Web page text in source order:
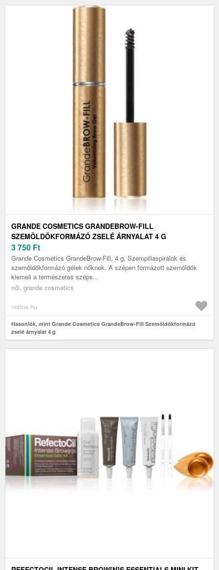
GRANDE COSMETICS GRANDEBROW-FILL
SZEMÖLDÖKFORMÁZÓ ZSELÉ ÁRNYALAT 4 G
3 750 Ft
Grande Cosmetics GrandeBrow-Fill, 4 g, Szempillaspirálok és
szemöldökformázó gélek nőknek, A szépen formázott szemöldök
kiemeli a természetes széps...
női, grande cosmetics
notino.hu
Hasonlók, mint Grande Cosmetics GrandeBrow-Fill Szemöldökformázó
zselé árnyalat 4 g